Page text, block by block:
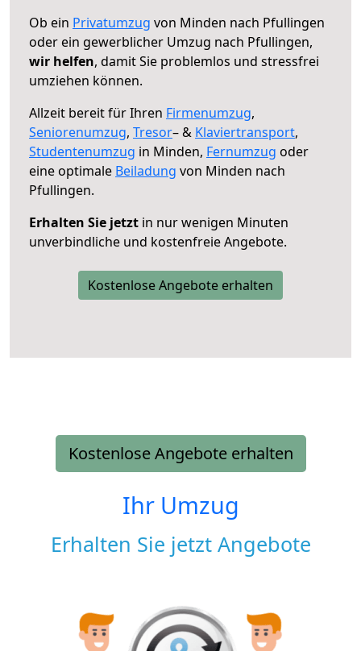
Ob ein Privatumzug von Minden nach Pfullingen
oder ein gewerblicher Umzug nach Pfullingen,
wir helfen, damit Sie problemlos und stressfrei
umziehen können.
Allzeit bereit für Ihren Firmenumzug,
Seniorenumzug, Tresor– & Klaviertransport,
Studentenumzug in Minden, Fernumzug oder
eine optimale Beiladung von Minden nach
Pfullingen.
Erhalten Sie jetzt in nur wenigen Minuten
unverbindliche und kostenfreie Angebote.
Kostenlose Angebote erhalten
Kostenlose Angebote erhalten
Ihr Umzug
Erhalten Sie jetzt Angebote